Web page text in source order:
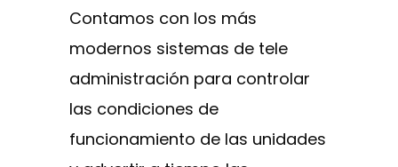
Contamos con los más
modernos sistemas de tele
administración para controlar
las condiciones de
funcionamiento de las unidades